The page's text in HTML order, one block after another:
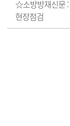
☆소방방재신문 :
현장점검